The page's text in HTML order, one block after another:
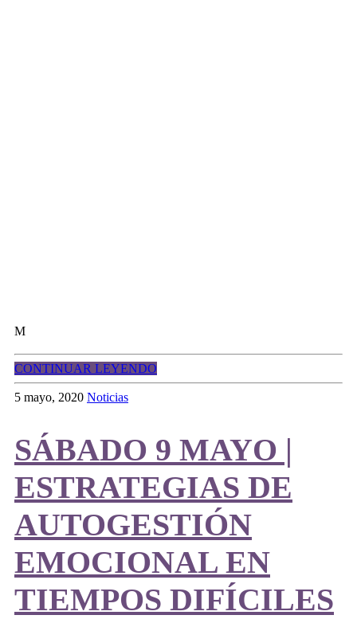
M
CONTINUAR LEYENDO
5 mayo, 2020 Noticias
SÁBADO 9 MAYO |
ESTRATEGIAS DE
AUTOGESTIÓN
EMOCIONAL EN
TIEMPOS DIFÍCILES